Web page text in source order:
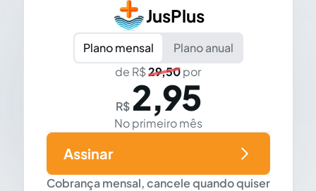
JusPlus
Plano mensal
Plano anual
de R$29,50por
R$ 2,95
No primeiro mês
Cobrança mensal, cancele quando quiser
Assinar